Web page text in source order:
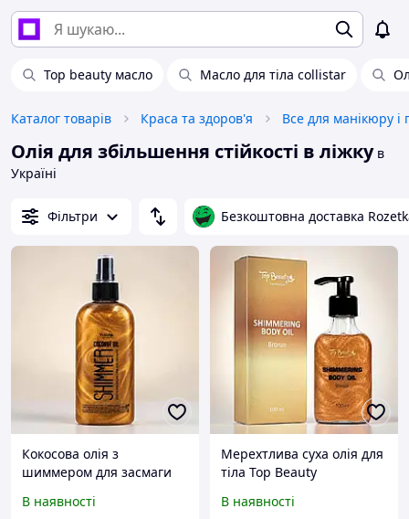
Top beauty масло Масло для тіла collistar
Каталог товарів Краса та здоров'я Все для манікюру і
Олія для збільшення стійкості в ліжкув
Україні
Фільтри Безкоштовна доставка
Кокосова олія з
шиммером для засмаги
Coconut Oil, 100 ml
В наявності
Мерехтлива суха олія для
тіла Top Beauty
Bronze, 100 ml
В наявності